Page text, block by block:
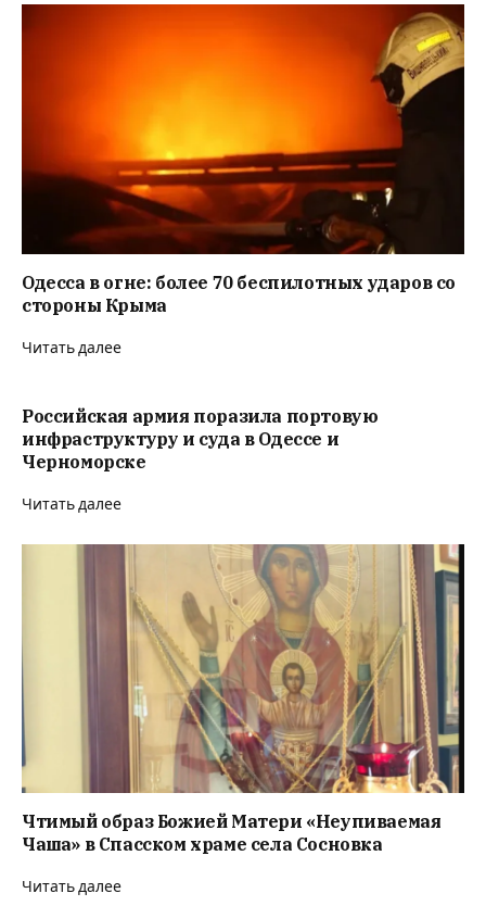
Одесса в огне: более 70 беспилотных ударов со
стороны Крыма
Читать далее
Российская армия поразила портовую
инфраструктуру и суда в Одессе и
Черноморске
Читать далее
Чтимый образ Божией Матери «Неупиваемая
Чаша» в Спасском храме села Сосновка
Читать далее